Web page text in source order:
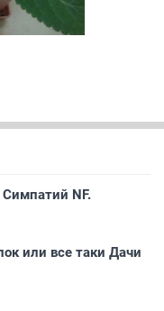
NF.
или все таки Дачи